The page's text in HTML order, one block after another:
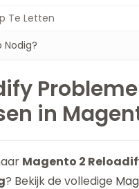
Te Letten
Nodig?
in
Magento 2
? Bekijk de volledige